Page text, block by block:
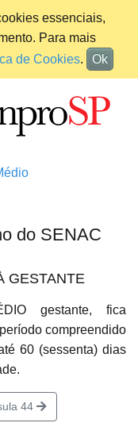
essenciais,
Para mais
de Cookies. Ok
do SENAC
GESTANTE
gestante, fica
compreendido
60 (sessenta) dias
44